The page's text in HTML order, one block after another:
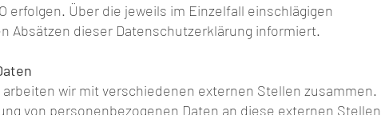
erfolgen. Über die jeweils im Einzelfall einschlägigen
Absätzen dieser Datenschutzerklärung informiert.
wir mit verschiedenen externen Stellen zusammen.
von personenbezogenen Daten an diese externen Stellen